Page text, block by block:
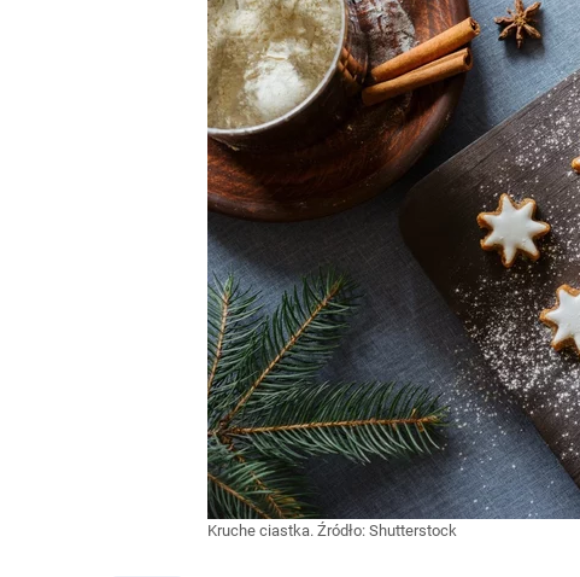
Kruche ciastka. Źródło: Shutterstock